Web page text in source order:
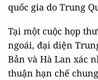
quốc gia do Trung
Tại một cuộc họp
ngoái, đại diện
Bản và Hà Lan xác
thuận hạn chế